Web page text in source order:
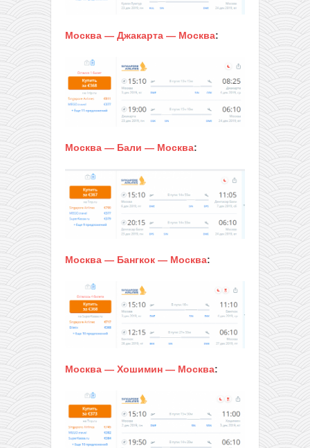
Москва — Джакарта — Москва:
Москва — Бали — Москва:
Москва — Бангкок — Москва:
Москва — Хошимин — Москва: